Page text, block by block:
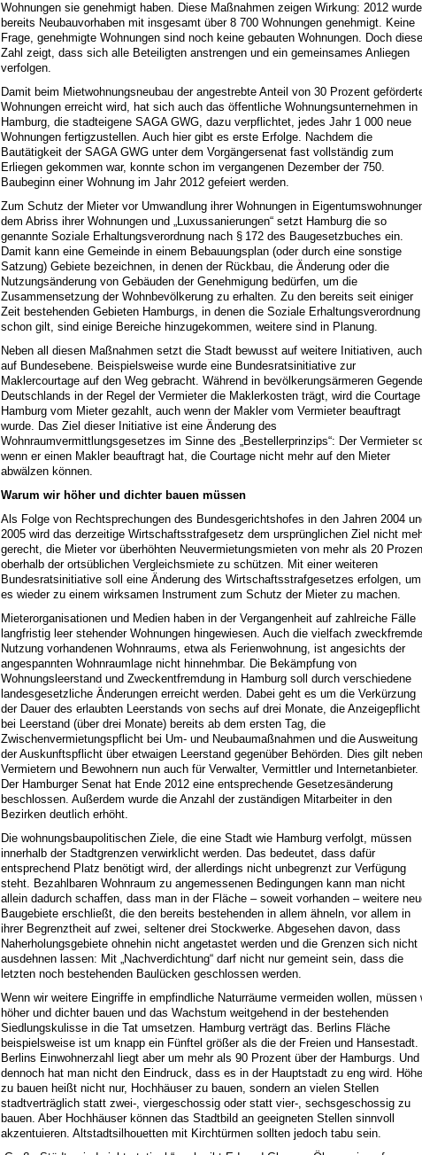
Wohnungen sie genehmigt haben. Diese Maßnahmen zeigen Wirkung: 2012
bereits Neubauvorhaben mit insgesamt über 8 700 Wohnungen genehmigt. Keine
Frage, genehmigte Wohnungen sind noch keine gebauten Wohnungen. Doch diese
Zahl zeigt, dass sich alle Beteiligten anstrengen und ein gemeinsames Anliegen
verfolgen.
Damit beim Mietwohnungsneubau der angestrebte Anteil von 30 Prozent
Wohnungen erreicht wird, hat sich auch das öffentliche Wohnungsunternehmen in
Hamburg, die stadteigene SAGA GWG, dazu verpflichtet, jedes Jahr 1 000 neue
Wohnungen fertigzustellen. Auch hier gibt es erste Erfolge. Nachdem die
Bautätigkeit der SAGA GWG unter dem Vorgängersenat fast vollständig zum
Erliegen gekommen war, konnte schon im vergangenen Dezember der 750.
Baubeginn einer Wohnung im Jahr 2012 gefeiert werden.
Zum Schutz der Mieter vor Umwandlung ihrer Wohnungen in
dem Abriss ihrer Wohnungen und „Luxussanierungen“ setzt Hamburg die so
genannte Soziale Erhaltungsverordnung nach § 172 des Baugesetzbuches ein.
Damit kann eine Gemeinde in einem Bebauungsplan (oder durch eine sonstige
Satzung) Gebiete bezeichnen, in denen der Rückbau, die Änderung oder die
Nutzungsänderung von Gebäuden der Genehmigung bedürfen, um die
Zusammensetzung der Wohnbevölkerung zu erhalten. Zu den bereits seit einiger
Zeit bestehenden Gebieten Hamburgs, in denen die Soziale Erhaltungsverordnung
schon gilt, sind einige Bereiche hinzugekommen, weitere sind in Planung.
Neben all diesen Maßnahmen setzt die Stadt bewusst auf weitere Initiativen, auch
auf Bundesebene. Beispielsweise wurde eine Bundesratsinitiative zur
Maklercourtage auf den Weg gebracht. Während in bevölkerungsärmeren
Deutschlands in der Regel der Vermieter die Maklerkosten trägt, wird die
Hamburg vom Mieter gezahlt, auch wenn der Makler vom Vermieter beauftragt
wurde. Das Ziel dieser Initiative ist eine Änderung des
Wohnraumvermittlungsgesetzes im Sinne des „Bestellerprinzips“: Der Vermieter
wenn er einen Makler beauftragt hat, die Courtage nicht mehr auf den Mieter
abwälzen können.
Warum wir höher und dichter bauen müssen
Als Folge von Rechtsprechungen des Bundesgerichtshofes in den Jahren 2004
2005 wird das derzeitige Wirtschaftsstrafgesetz dem ursprünglichen Ziel nicht
gerecht, die Mieter vor überhöhten Neuvermietungsmieten von mehr als 20
oberhalb der ortsüblichen Vergleichsmiete zu schützen. Mit einer weiteren
Bundesratsinitiative soll eine Änderung des Wirtschaftsstrafgesetzes erfolgen, um
es wieder zu einem wirksamen Instrument zum Schutz der Mieter zu machen.
Mieterorganisationen und Medien haben in der Vergangenheit auf zahlreiche Fälle
langfristig leer stehender Wohnungen hingewiesen. Auch die vielfach zweckfremde
Nutzung vorhandenen Wohnraums, etwa als Ferienwohnung, ist angesichts der
angespannten Wohnraumlage nicht hinnehmbar. Die Bekämpfung von
Wohnungsleerstand und Zweckentfremdung in Hamburg soll durch verschiedene
landesgesetzliche Änderungen erreicht werden. Dabei geht es um die Verkürzung
der Dauer des erlaubten Leerstands von sechs auf drei Monate, die Anzeigepflicht
bei Leerstand (über drei Monate) bereits ab dem ersten Tag, die
Zwischenvermietungspflicht bei Um- und Neubaumaßnahmen und die Ausweitung
der Auskunftspflicht über etwaigen Leerstand gegenüber Behörden. Dies gilt neben
Vermietern und Bewohnern nun auch für Verwalter, Vermittler und Internetanbieter.
Der Hamburger Senat hat Ende 2012 eine entsprechende Gesetzesänderung
beschlossen. Außerdem wurde die Anzahl der zuständigen Mitarbeiter in den
Bezirken deutlich erhöht.
Die wohnungsbaupolitischen Ziele, die eine Stadt wie Hamburg verfolgt, müssen
innerhalb der Stadtgrenzen verwirklicht werden. Das bedeutet, dass dafür
entsprechend Platz benötigt wird, der allerdings nicht unbegrenzt zur Verfügung
steht. Bezahlbaren Wohnraum zu angemessenen Bedingungen kann man nicht
allein dadurch schaffen, dass man in der Fläche – soweit vorhanden – weitere
Baugebiete erschließt, die den bereits bestehenden in allem ähneln, vor allem in
ihrer Begrenztheit auf zwei, seltener drei Stockwerke. Abgesehen davon, dass
Naherholungsgebiete ohnehin nicht angetastet werden und die Grenzen sich nicht
ausdehnen lassen: Mit „Nachverdichtung“ darf nicht nur gemeint sein, dass die
letzten noch bestehenden Baulücken geschlossen werden.
Wenn wir weitere Eingriffe in empfindliche Naturräume vermeiden wollen, müssen
höher und dichter bauen und das Wachstum weitgehend in der bestehenden
Siedlungskulisse in die Tat umsetzen. Hamburg verträgt das. Berlins Fläche
beispielsweise ist um knapp ein Fünftel größer als die der Freien und Hansestadt.
Berlins Einwohnerzahl liegt aber um mehr als 90 Prozent über der Hamburgs. Und
dennoch hat man nicht den Eindruck, dass es in der Hauptstadt zu eng wird.
zu bauen heißt nicht nur, Hochhäuser zu bauen, sondern an vielen Stellen
stadtverträglich statt zwei-, viergeschossig oder statt vier-, sechsgeschossig zu
bauen. Aber Hochhäuser können das Stadtbild an geeigneten Stellen sinnvoll
akzentuieren. Altstadtsilhouetten mit Kirchtürmen sollten jedoch tabu sein.